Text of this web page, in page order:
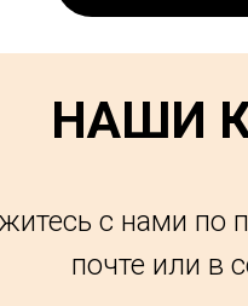
НАШИ
с нами по
почте или в